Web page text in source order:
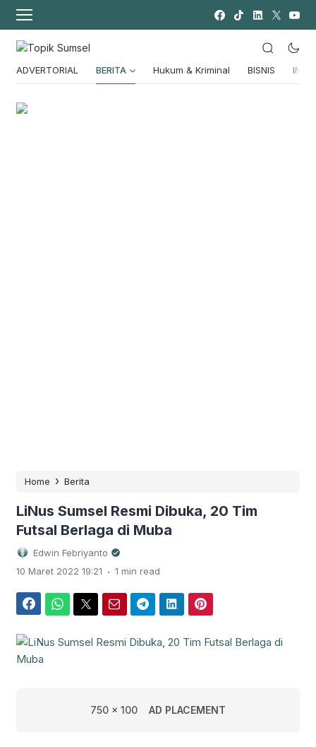
ADVERTORIAL BERITA Hukum & Kriminal BISNIS
Home › Berita
LiNus Sumsel Resmi Dibuka, 20 Tim
Futsal Berlaga di Muba
Edwin Febriyanto
10 Maret 2022 19:21 . 1 min read
750 x 100 AD PLACEMENT